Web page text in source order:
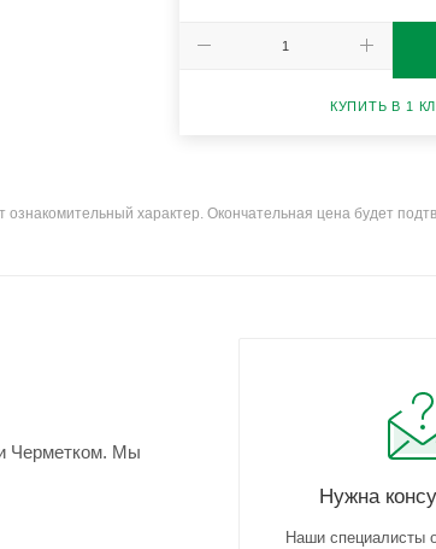
КУПИТЬ В 1
ознакомительный характер. Окончательная цена будет
Черметком. Мы
Нужна
Наши специалисты